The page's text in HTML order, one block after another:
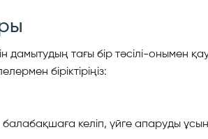
дамытудың тағы бір тәсілі-онымен
біріктіріңіз:
келіп, үйге апаруды